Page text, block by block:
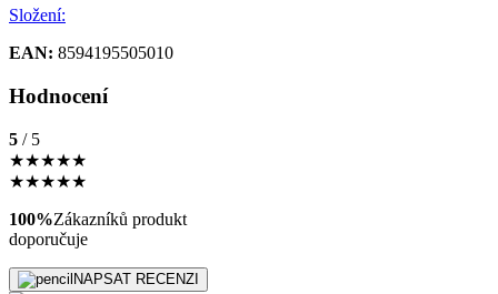
Složení:
EAN: 8594195505010
Hodnocení
5 / 5
★★★★★
★★★★★
100%Zákazníků produkt
doporučuje
NAPSAT RECENZI